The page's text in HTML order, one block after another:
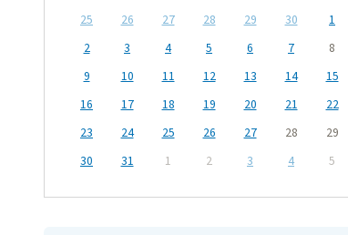
25
26 27 28 29 30
1
2
3 4 5 6 7
8
9
10 11 12 13 14
15
16
17 18 19 20 21
22
23
24 25 26 27 28
29
30
31 1 2 3 4 5